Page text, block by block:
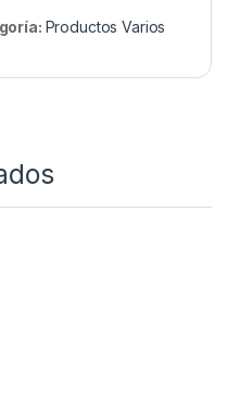
Productos Varios